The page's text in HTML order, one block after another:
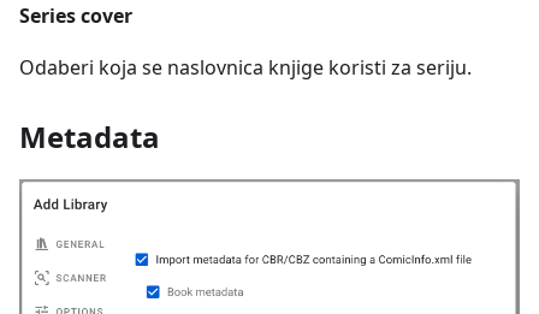
Series cover
Odaberi koja se naslovnica knjige koristi za seriju.
Metadata